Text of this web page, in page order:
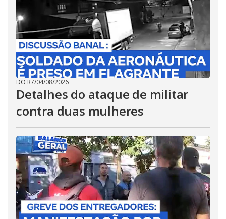
DO R7/04/08/2026
Detalhes do ataque de militar
contra duas mulheres